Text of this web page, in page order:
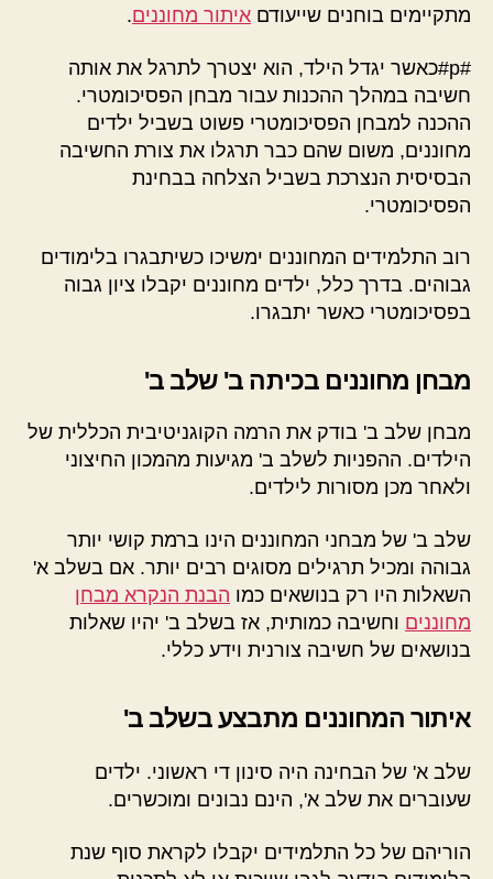
מתקיימים בוחנים שייעודם איתור מחוננים.
#p#כאשר יגדל הילד, הוא יצטרך לתרגל את אותה
חשיבה במהלך ההכנות עבור מבחן הפסיכומטרי.
ההכנה למבחן הפסיכומטרי פשוט בשביל ילדים
מחוננים, משום שהם כבר תרגלו את צורת החשיבה
הבסיסית הנצרכת בשביל הצלחה בבחינת
הפסיכומטרי.
רוב התלמידים המחוננים ימשיכו כשיתבגרו בלימודים
גבוהים. בדרך כלל, ילדים מחוננים יקבלו ציון גבוה
בפסיכומטרי כאשר יתבגרו.
מבחן מחוננים בכיתה ב' שלב ב'
מבחן שלב ב' בודק את הרמה הקוגניטיבית הכללית של
הילדים. ההפניות לשלב ב' מגיעות מהמכון החיצוני
ולאחר מכן מסורות לילדים.
שלב ב' של מבחני המחוננים הינו ברמת קושי יותר
גבוהה ומכיל תרגילים מסוגים רבים יותר. אם בשלב א'
השאלות היו רק בנושאים כמו הבנת הנקרא מבחן
מחוננים וחשיבה כמותית, אז בשלב ב' יהיו שאלות
בנושאים של חשיבה צורנית וידע כללי.
איתור המחוננים מתבצע בשלב ב'
שלב א' של הבחינה היה סינון די ראשוני. ילדים
שעוברים את שלב א', הינם נבונים ומוכשרים.
הוריהם של כל התלמידים יקבלו לקראת סוף שנת